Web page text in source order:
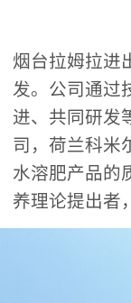
烟台拉姆拉进
发。公司通过
进、共同研发
司，荷兰科米
水溶肥产品的
养理论提出者